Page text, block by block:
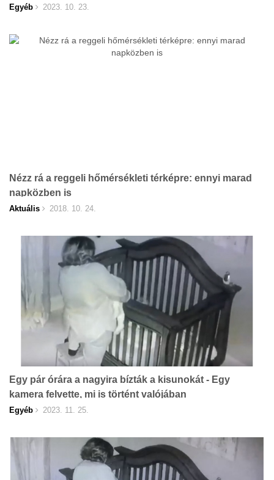
életét
Egyéb 2023. 10. 23.
Nézz rá a reggeli hőmérsékleti térképre: ennyi marad
napközben is
Aktuális 2018. 10. 24.
Egy pár órára a nagyira bízták a kisunokát - Egy
kamera felvette, mi is történt valójában
Egyéb 2023. 11. 25.